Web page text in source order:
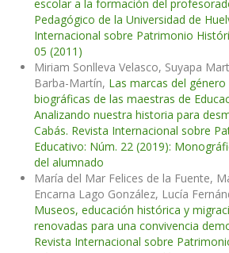
escolar a la formación del
Pedagógico de la Universidad de
Internacional sobre Patrimonio
05 (2011)
Miriam Sonlleva Velasco, Suyapa
Barba-Martín, Las marcas del
biográficas de las maestras de
Analizando nuestra historia para
Cabás. Revista Internacional sobre
Educativo: Núm. 22 (2019):
del alumnado
María del Mar Felices de la Fuente,
Encarna Lago González, Lucía
Museos, educación histórica y
renovadas para una convivencia
Revista Internacional sobre